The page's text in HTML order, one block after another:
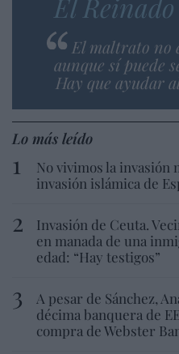
El
El maltrato no
aunque sí puede
Hay que ayudar
Lo más leído
No vivimos la invasión
invasión islámica de
Invasión de Ceuta.
en manada de una
edad: “Hay testigos”
A pesar de Sánchez,
décima banquera de
compra de Webster